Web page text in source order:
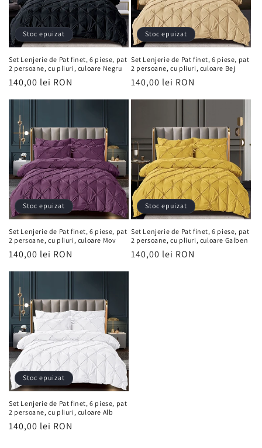
Stoc epuizat
Set Lenjerie de Pat finet, 6 piese, pat
2 persoane, cu pliuri, culoare Negru
Preț
140,00 lei RON
Stoc epuizat
Set Lenjerie de Pat finet, 6 piese, pat
2 persoane, cu pliuri, culoare Bej
Preț
140,00 lei RON
Stoc epuizat
Set Lenjerie de Pat finet, 6 piese, pat
2 persoane, cu pliuri, culoare Mov
Preț
140,00 lei RON
Stoc epuizat
Set Lenjerie de Pat finet, 6 piese, pat
2 persoane, cu pliuri, culoare Galben
Preț
140,00 lei RON
Stoc epuizat
Set Lenjerie de Pat finet, 6 piese, pat
2 persoane, cu pliuri, culoare Alb
Preț
140,00 lei RON